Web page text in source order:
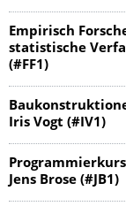
Empirisch
statistische
(#FF1)
Iris Vogt (#IV1)
Jens Brose (#JB1)